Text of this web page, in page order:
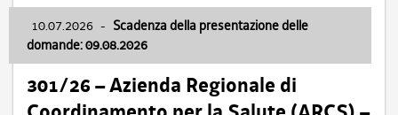
10.07.2026 - Scadenza della presentazione delle
domande: 09.08.2026
301/26 – Azienda Regionale di